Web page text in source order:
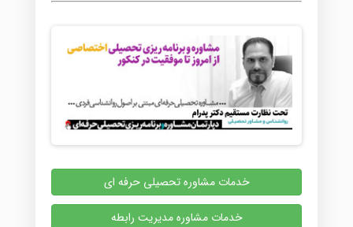
خدمات مشاوره تحصیلی حرفه ای
خدمات مشاوره مدیریت رابطه